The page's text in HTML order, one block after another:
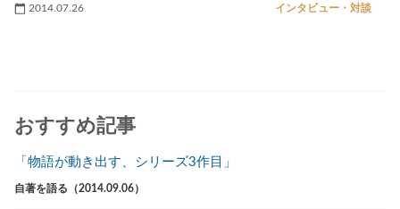
2014.07.26 インタビュー・対談
おすすめ記事
「物語が動き出す、シリーズ3作目」
自著を語る（2014.09.06）